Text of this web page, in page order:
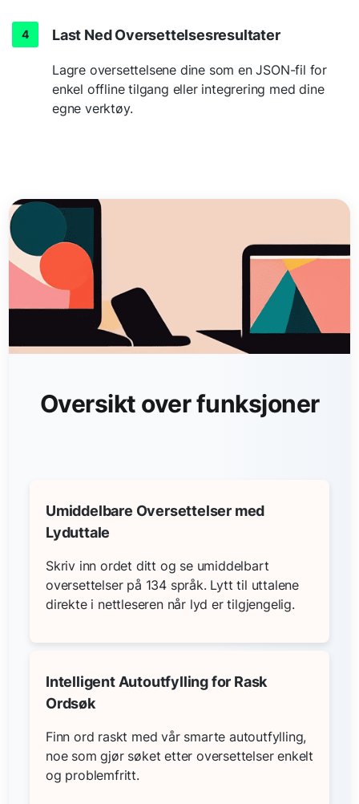
Last Ned Oversettelsesresultater
Lagre oversettelsene dine som en JSON-fil for
enkel offline tilgang eller integrering med dine
egne verktøy.
Oversikt over funksjoner
Umiddelbare Oversettelser med
Lyduttale
Skriv inn ordet ditt og se umiddelbart
oversettelser på 134 språk. Lytt til uttalene
direkte i nettleseren når lyd er tilgjengelig.
Intelligent Autoutfylling for Rask
Ordsøk
Finn ord raskt med vår smarte autoutfylling,
noe som gjør søket etter oversettelser enkelt
og problemfritt.